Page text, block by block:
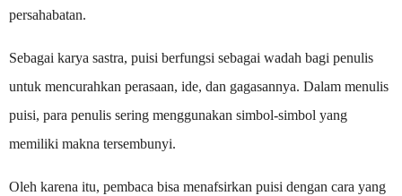
persahabatan.
Sebagai karya sastra, puisi berfungsi sebagai wadah bagi penulis
untuk mencurahkan perasaan, ide, dan gagasannya. Dalam menulis
puisi, para penulis sering menggunakan simbol-simbol yang
memiliki makna tersembunyi.
Oleh karena itu, pembaca bisa menafsirkan puisi dengan cara yang